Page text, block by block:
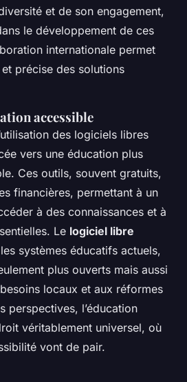
et de son engagement,
le développement de ces
internationale permet
précise des solutions
accessible
des logiciels libres
vers une éducation plus
Ces outils, souvent gratuits,
financières, permettant à un
à des connaissances et à
Le logiciel libre
systèmes éducatifs actuels,
plus ouverts mais aussi
locaux et aux réformes
perspectives, l’éducation
véritablement universel, où
vont de pair.